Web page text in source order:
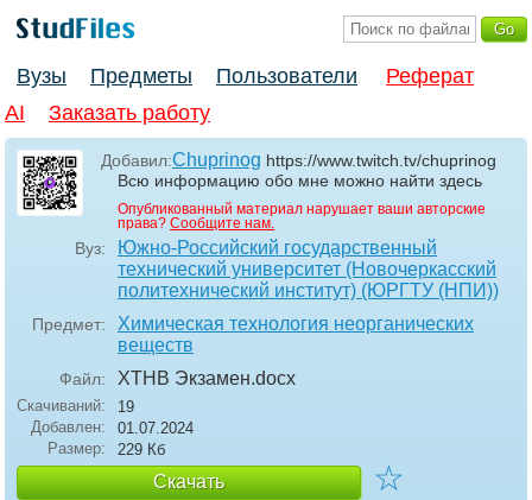
Вузы Предметы Пользователи
Реферат
AI
Заказать работу
Добавил:Chuprinog https://www.twitch.tv/chuprinog
Всю информацию обо мне можно найти здесь
Опубликованный материал нарушает ваши авторские
права? Сообщите нам.
Вуз:
Южно-Российский государственный
технический университет (Новочеркасский
политехнический институт) (ЮРГТУ (НПИ))
Предмет:
Химическая технология неорганических
веществ
Файл: ХТНВ Экзамен.docx
Скачиваний:
19
Добавлен:
01.07.2024
Размер:
229 Кб
Скачать ☆